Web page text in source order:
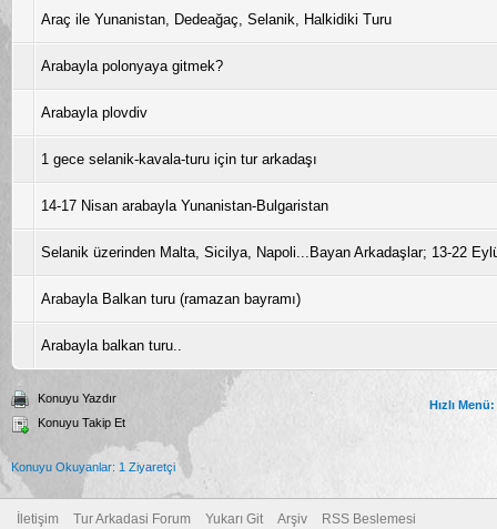
Araç ile Yunanistan, Dedeağaç, Selanik, Halkidiki Turu
Arabayla polonyaya gitmek?
Arabayla plovdiv
1 gece selanik-kavala-turu için tur arkadaşı
14-17 Nisan arabayla Yunanistan-Bulgaristan
Selanik üzerinden Malta, Sicilya, Napoli...Bayan Arkadaşlar; 13-22
Arabayla Balkan turu (ramazan bayramı)
Arabayla balkan turu..
Konuyu Yazdır
Konuyu Takip Et
Hızlı Menü:
Konuyu Okuyanlar: 1 Ziyaretçi
İletişim Tur Arkadasi Forum Yukarı Git Arşiv RSS Beslemesi